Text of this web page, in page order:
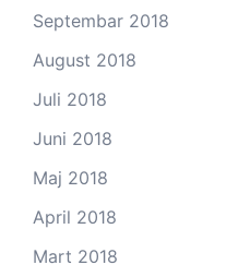
Septembar 2018
August 2018
Juli 2018
Juni 2018
Maj 2018
April 2018
Mart 2018